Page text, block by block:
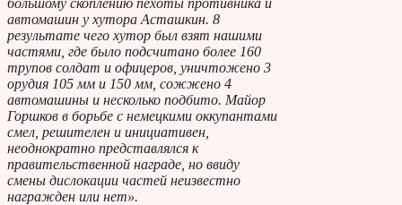
автомашин у хутора Асташкин. 8
результате чего хутор был взят нашими
частями, где было подсчитано более 160
трупов солдат и офицеров, уничтожено 3
орудия 105 мм и 150 мм, сожжено 4
автомашины и несколько подбито. Майор
Горшков в борьбе с немецкими оккупантами
смел, решителен и инициативен,
неоднократно представлялся к
правительственной награде, но ввиду
смены дислокации частей неизвестно
награжден или нет».